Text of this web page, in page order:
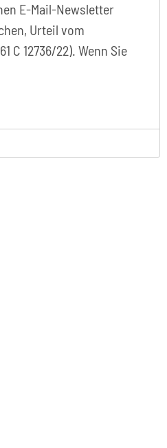
E-Mail-Newsletter
Urteil vom
C 12736/22). Wenn Sie